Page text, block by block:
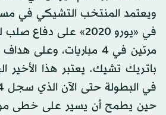
ويعتمد المنتخب التشيكي في
في «يورو 2020» على
مرتين في 4 مباريات،
باتريك تشيك. يعتبر هذا الأخير
حين يطمح أن يسير على خطى